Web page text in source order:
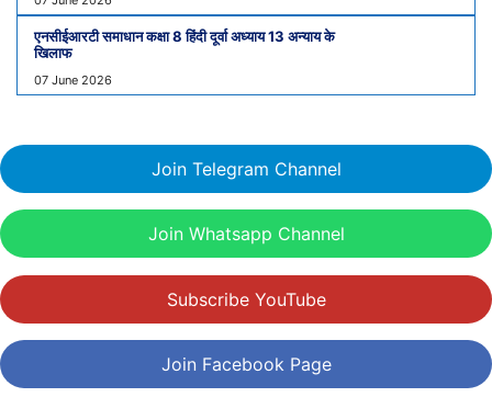
एनसीईआरटी समाधान कक्षा 8 हिंदी दूर्वा अध्याय 13 अन्याय के
खिलाफ
07 June 2026
Join Telegram Channel
Join Whatsapp Channel
Subscribe YouTube
Join Facebook Page